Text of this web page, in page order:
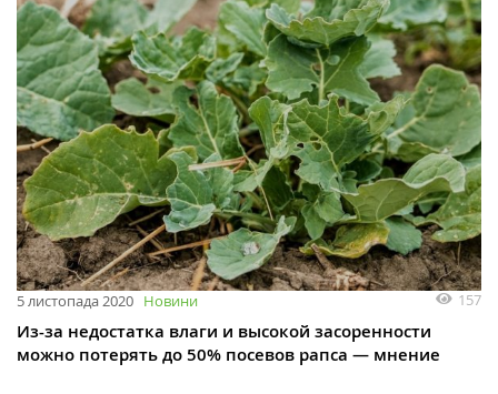
5 листопада 2020 Новини 157
Из-за недостатка влаги и высокой засоренности
можно потерять до 50% посевов рапса — мнение